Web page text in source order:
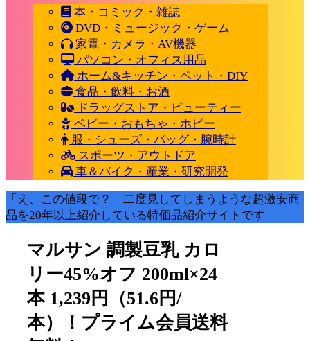
本・コミック・雑誌
DVD・ミュージック・ゲーム
家電・カメラ・AV機器
パソコン・オフィス用品
ホーム&キッチン・ペット・DIY
食品・飲料・お酒
ドラッグストア・ビューティー
ベビー・おもちゃ・ホビー
服・シューズ・バッグ・腕時計
スポーツ・アウトドア
車＆バイク・産業・研究開発
「え、この値段で？」二度見してしまうような超激安商
品を20年以上紹介している特価品紹介サイトです
マルサン 調製豆乳 カロ
リー45%オフ 200ml×24
本 1,239円（51.6円/
本）！プライム会員送料